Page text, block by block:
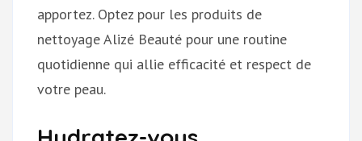
apportez. Optez pour les produits de
nettoyage Alizé Beauté pour une routine
quotidienne qui allie efficacité et respect de
votre peau.